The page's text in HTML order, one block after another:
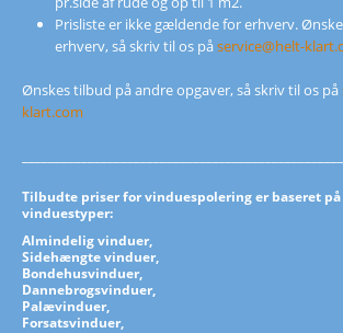
Prisliste er ikke gældende for erhverv.
erhverv, så skriv til os påservice@helt-
Ønskes tilbud på andre opgaver, så skriv til os på
klart.com
Tilbudte priser for vinduespolering er baseret
vinduestyper:
Almindelig vinduer,
Sidehængte vinduer,
Bondehusvinduer,
Dannebrogsvinduer,
Palævinduer,
Forsatsvinduer,